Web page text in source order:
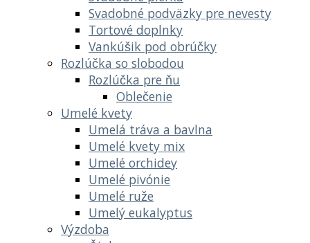
Svadobné podväzky pre nevesty
Tortové doplnky
Vankúšik pod obrúčky
Rozlúčka so slobodou
Rozlúčka pre ňu
Oblečenie
Umelé kvety
Umelá tráva a bavlna
Umelé kvety mix
Umelé orchidey
Umelé pivónie
Umelé ruže
Umelý eukalyptus
Výzdoba